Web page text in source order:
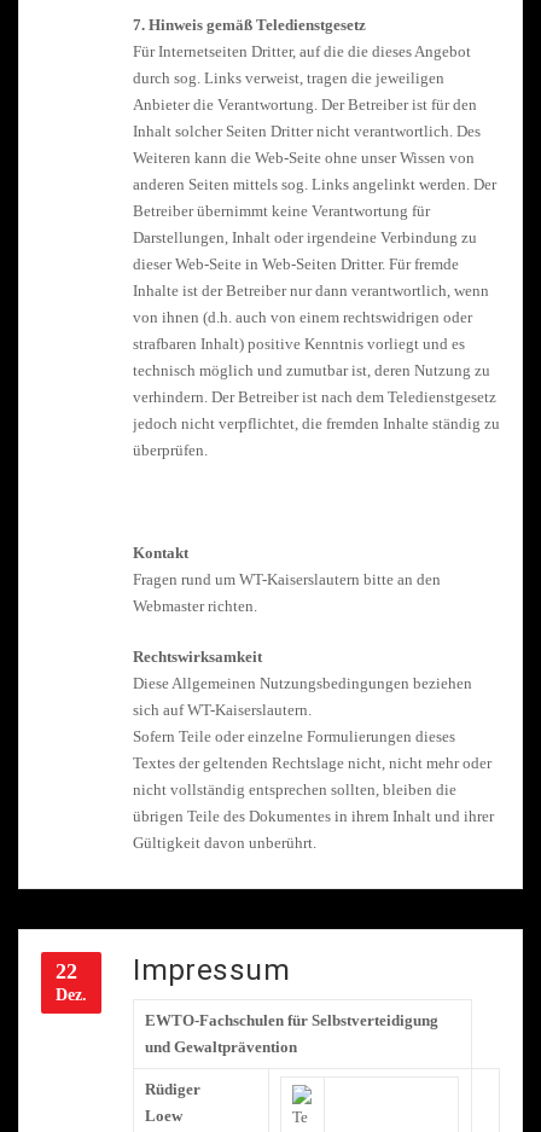
7. Hinweis gemäß Teledienstgesetz
Für Internetseiten Dritter, auf die die dieses Angebot
durch sog. Links verweist, tragen die jeweiligen
Anbieter die Verantwortung. Der Betreiber ist für den
Inhalt solcher Seiten Dritter nicht verantwortlich. Des
Weiteren kann die Web-Seite ohne unser Wissen von
anderen Seiten mittels sog. Links angelinkt werden. Der
Betreiber übernimmt keine Verantwortung für
Darstellungen, Inhalt oder irgendeine Verbindung zu
dieser Web-Seite in Web-Seiten Dritter. Für fremde
Inhalte ist der Betreiber nur dann verantwortlich, wenn
von ihnen (d.h. auch von einem rechtswidrigen oder
strafbaren Inhalt) positive Kenntnis vorliegt und es
technisch möglich und zumutbar ist, deren Nutzung zu
verhindern. Der Betreiber ist nach dem Teledienstgesetz
jedoch nicht verpflichtet, die fremden Inhalte ständig zu
überprüfen.
Kontakt
Fragen rund um WT-Kaiserslautern bitte an den
Webmaster richten.
Rechtswirksamkeit
Diese Allgemeinen Nutzungsbedingungen beziehen
sich auf WT-Kaiserslautern.
Sofern Teile oder einzelne Formulierungen dieses
Textes der geltenden Rechtslage nicht, nicht mehr oder
nicht vollständig entsprechen sollten, bleiben die
übrigen Teile des Dokumentes in ihrem Inhalt und ihrer
Gültigkeit davon unberührt.
22
Dez.
Impressum
EWTO-Fachschulen für Selbstverteidigung
und Gewaltprävention
Rüdiger
Loew